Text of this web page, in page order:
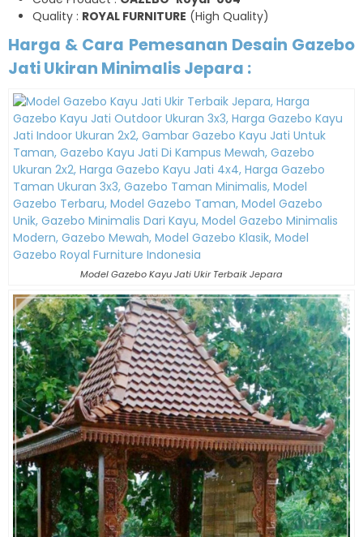
Quality : ROYAL FURNITURE (High Quality)
Harga & Cara Pemesanan Desain Gazebo
Jati Ukiran Minimalis Jepara :
Model Gazebo Kayu Jati Ukir Terbaik Jepara